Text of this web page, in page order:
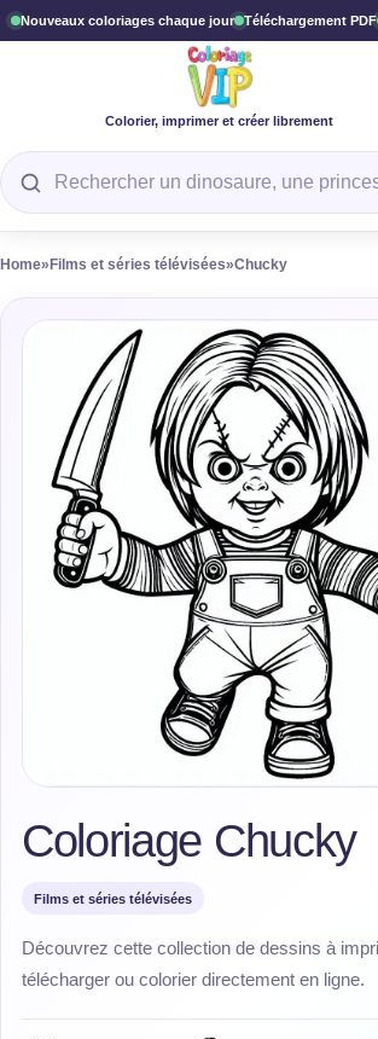
Nouveaux coloriages chaque jour Téléchargement PDF
Colorier, imprimer et créer librement
Rechercher un coloriage
Home» Films et séries télévisées»Chucky
Coloriage Chucky
Films et séries télévisées
Découvrez cette collection de dessins à
télécharger ou colorier directement en ligne.